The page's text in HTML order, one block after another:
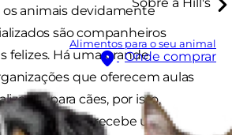
Sobre a Hill's
Alimentos para o seu animal
Onde comprar
animais devidamente
são companheiros
felizes. Há uma grande
que oferecem aulas
para cães, por isso,
o seu cão recebe uma